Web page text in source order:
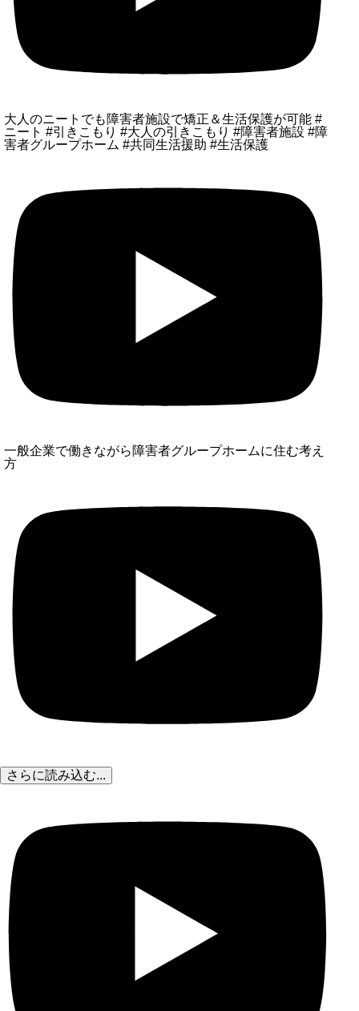
大人のニートでも障害者施設で矯正＆生活保護が可能 #
ニート #引きこもり #大人の引きこもり #障害者施設 #障
害者グループホーム #共同生活援助 #生活保護
一般企業で働きながら障害者グループホームに住む考え
方
さらに読み込む...